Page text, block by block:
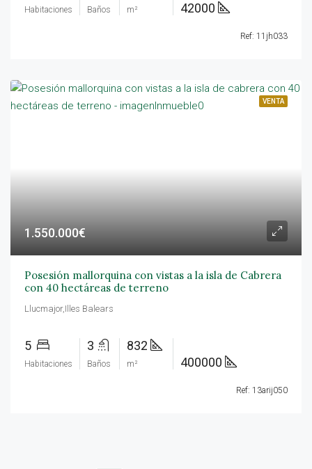
Habitaciones Baños m² 42000
Ref: 11jh033
VENTA
1.550.000€
Posesión mallorquina con vistas a la isla de Cabrera
con 40 hectáreas de terreno
Llucmajor,Illes Balears
5
Habitaciones
3
Baños
832
m² 400000
Ref: 13arij050